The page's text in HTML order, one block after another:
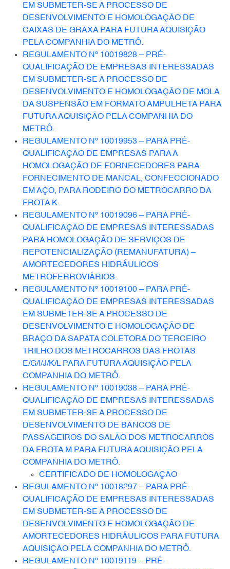
EM SUBMETER-SE A PROCESSO DE
DESENVOLVIMENTO E HOMOLOGAÇÃO DE
CAIXAS DE GRAXA PARA FUTURA AQUISIÇÃO
PELA COMPANHIA DO METRÔ.
REGULAMENTO Nº 10019828 – PRÉ-
QUALIFICAÇÃO DE EMPRESAS INTERESSADAS
EM SUBMETER-SE A PROCESSO DE
DESENVOLVIMENTO E HOMOLOGAÇÃO DE MOLA
DA SUSPENSÃO EM FORMATO AMPULHETA PARA
FUTURA AQUISIÇÃO PELA COMPANHIA DO
METRÔ.
REGULAMENTO Nº 10019953 – PARA PRÉ-
QUALIFICAÇÃO DE EMPRESAS PARA A
HOMOLOGAÇÃO DE FORNECEDORES PARA
FORNECIMENTO DE MANCAL, CONFECCIONADO
EM AÇO, PARA RODEIRO DO METROCARRO DA
FROTA K.
REGULAMENTO Nº 10019096 – PARA PRÉ-
QUALIFICAÇÃO DE EMPRESAS INTERESSADAS
PARA HOMOLOGAÇÃO DE SERVIÇOS DE
REPOTENCIALIZAÇÃO (REMANUFATURA) –
AMORTECEDORES HIDRÁULICOS
METROFERROVIÁRIOS.
REGULAMENTO Nº 10019100 – PARA PRÉ-
QUALIFICAÇÃO DE EMPRESAS INTERESSADAS
EM SUBMETER-SE A PROCESSO DE
DESENVOLVIMENTO E HOMOLOGAÇÃO DE
BRAÇO DA SAPATA COLETORA DO TERCEIRO
TRILHO DOS METROCARROS DAS FROTAS
E/G/I/J/K/L PARA FUTURA AQUISIÇÃO PELA
COMPANHIA DO METRÔ.
REGULAMENTO Nº 10019038 – PARA PRÉ-
QUALIFICAÇÃO DE EMPRESAS INTERESSADAS
EM SUBMETER-SE A PROCESSO DE
DESENVOLVIMENTO DE BANCOS DE
PASSAGEIROS DO SALÃO DOS METROCARROS
DA FROTA M PARA FUTURA AQUISIÇÃO PELA
COMPANHIA DO METRÔ.
CERTIFICADO DE HOMOLOGAÇÃO
REGULAMENTO Nº 10018297 – PARA PRÉ-
QUALIFICAÇÃO DE EMPRESAS INTERESSADAS
EM SUBMETER-SE A PROCESSO DE
DESENVOLVIMENTO E HOMOLOGAÇÃO DE
AMORTECEDORES HIDRÁULICOS PARA FUTURA
AQUISIÇÃO PELA COMPANHIA DO METRÔ.
REGULAMENTO Nº 10019119 – PRÉ-